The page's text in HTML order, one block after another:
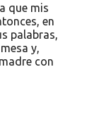
que mis
en
palabras,
y,
con